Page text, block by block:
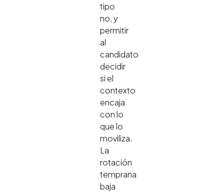
tipo
no, y
permitir
al
candidato
decidir
si el
contexto
encaja
con lo
que lo
moviliza.
La
rotación
temprana
baja